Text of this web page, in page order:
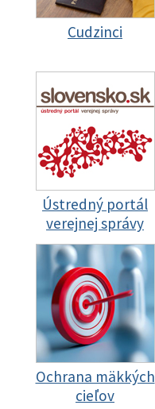
Cudzinci
Ústredný portál
verejnej správy
Ochrana mäkkých
cieľov